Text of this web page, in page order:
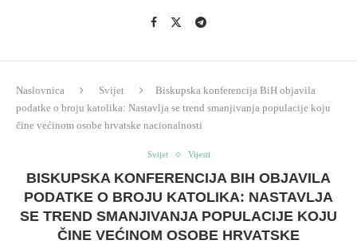
Naslovnica Svijet
Biskupska konferencija BiH objavila
podatke o broju katolika: Nastavlja se trend smanjivanja populacije koju
čine većinom osobe hrvatske nacionalnosti
Svijet Vijesti
BISKUPSKA KONFERENCIJA BIH OBJAVILA
PODATKE O BROJU KATOLIKA: NASTAVLJA
SE TREND SMANJIVANJA POPULACIJE KOJU
ČINE VEĆINOM OSOBE HRVATSKE